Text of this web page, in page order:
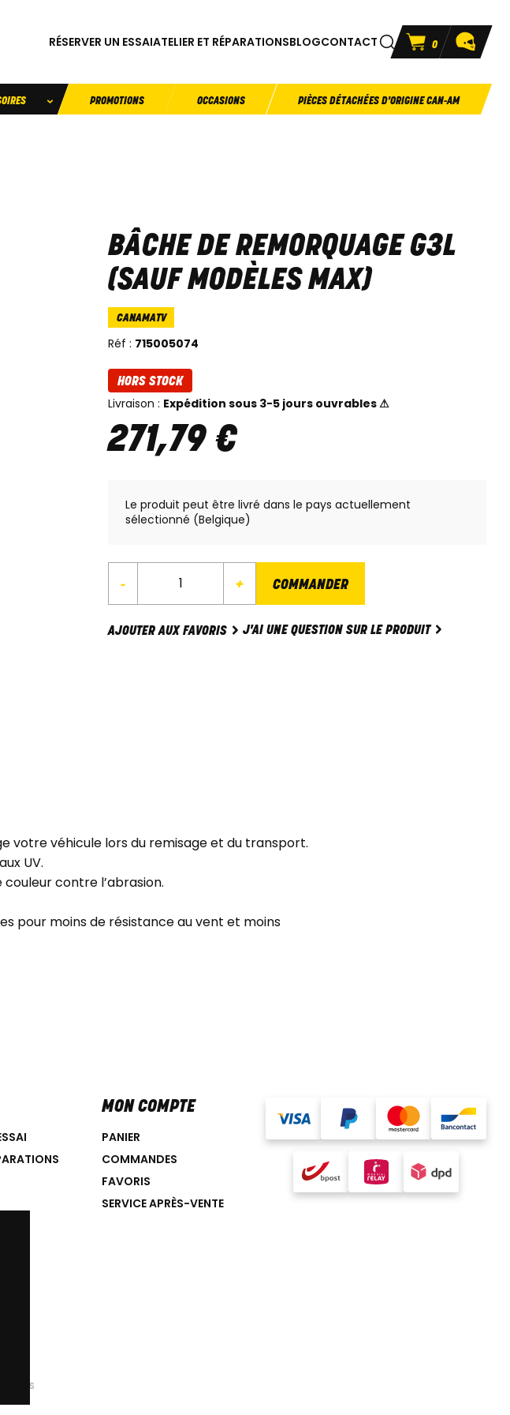
RÉSERVER UN ESSAIATELIER ET RÉPARATIONSBLOGCONTACT 0
PROMOTIONS OCCASIONS PIÈCES DÉTACHÉES D'ORIGINE CAN-AM
BÂCHE DE REMORQUAGE G3L
(SAUF MODÈLES MAX)
CANAMATV
Réf : 715005074
HORS STOCK
Livraison : Expédition sous 3-5 jours ouvrables ⚠
271,79 €
Le produit peut être livré dans le pays actuellement
sélectionné (Belgique)
- + COMMANDER
AJOUTER AUX FAVORIS J'AI UNE QUESTION SUR LE PRODUIT
votre véhicule lors du remisage et du transport.
UV.
contre l’abrasion.
pour moins de résistance au vent et moins
MON COMPTE
PANIER
COMMANDES
FAVORIS
SERVICE APRÈS-VENTE